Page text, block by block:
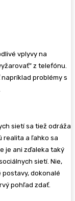
vplyvy na
z telefónu.
problémy s
sietí sa tiež odráža
realita a ľahko sa
je ani zďaleka taký
sietí. Nie,
postavy, dokonalé
pohľad zdať.